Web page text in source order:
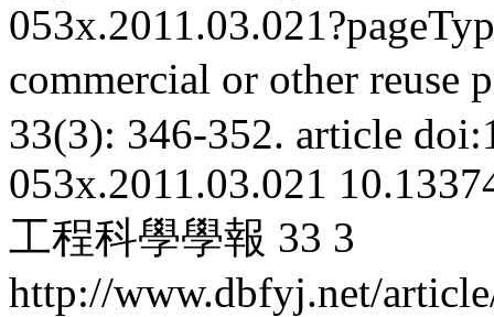
commercial or other reuse
33(3): 346-352. article
053x.2011.03.021
工程科學學報 33 3
http://www.dbfyj.net/